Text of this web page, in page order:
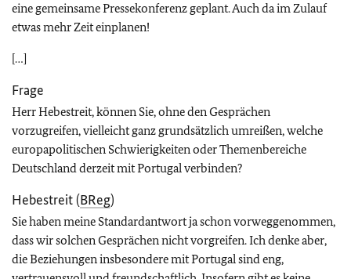
eine gemeinsame Pressekonferenz geplant. Auch da im Zulauf
etwas mehr Zeit einplanen!
[…]
Frage
Herr Hebestreit, können Sie, ohne den Gesprächen
vorzugreifen, vielleicht ganz grundsätzlich umreißen, welche
europapolitischen Schwierigkeiten oder Themenbereiche
Deutschland derzeit mit Portugal verbinden?
Hebestreit (BReg)
Sie haben meine Standardantwort ja schon vorweggenommen,
dass wir solchen Gesprächen nicht vorgreifen. Ich denke aber,
die Beziehungen insbesondere mit Portugal sind eng,